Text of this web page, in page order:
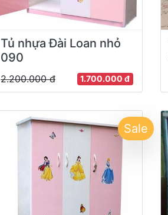
Tủ nhựa Đài Loan nhỏ
090
2.200.000 đ 1.700.000 đ
Sale